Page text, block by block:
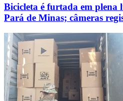
Bicicleta é furtada em plena
Pará de Minas; câmeras